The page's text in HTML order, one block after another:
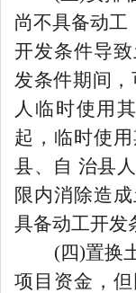
尚不具备动工
开发条件导
发条件期间，
人临时使用
起，临时使
县、自 治县
限内消除造
具备动工开发
(四)置换
项目资金，